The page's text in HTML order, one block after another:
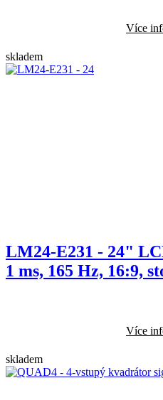
Více
skladem
LM24-E231 - 24"
1 ms, 165 Hz, 16:9,
Více
skladem